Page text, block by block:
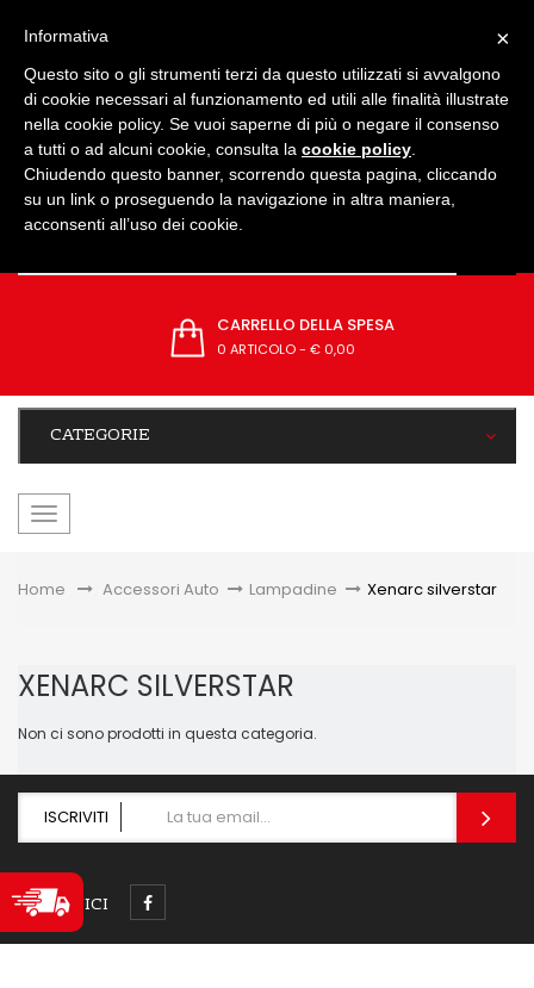
CARRELLO DELLA SPESA
0 ARTICOLO- € 0,00
CATEGORIE
navigazione
Home &gt;Accessori Auto > Lampadine > Xenarc silverstar
XENARC SILVERSTAR
Non ci sono prodotti in questa categoria.
ISCRIVITI
SEGUICI
×
Informativa
Questo sito o gli strumenti terzi da questo utilizzati si avvalgono
di cookie necessari al funzionamento ed utili alle finalità illustrate
nella cookie policy. Se vuoi saperne di più o negare il consenso
a tutti o ad alcuni cookie, consulta la cookie policy
Chiudendo questo banner, scorrendo questa pagina, cliccando
su un link o proseguendo la navigazione in altra maniera,
acconsenti all’uso dei cookie.